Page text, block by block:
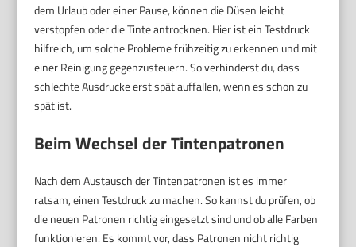
dem Urlaub oder einer Pause, können die Düsen leicht
verstopfen oder die Tinte antrocknen. Hier ist ein Testdruck
hilfreich, um solche Probleme frühzeitig zu erkennen und mit
einer Reinigung gegenzusteuern. So verhinderst du, dass
schlechte Ausdrucke erst spät auffallen, wenn es schon zu
spät ist.
Beim Wechsel der Tintenpatronen
Nach dem Austausch der Tintenpatronen ist es immer
ratsam, einen Testdruck zu machen. So kannst du prüfen, ob
die neuen Patronen richtig eingesetzt sind und ob alle Farben
funktionieren. Es kommt vor, dass Patronen nicht richtig